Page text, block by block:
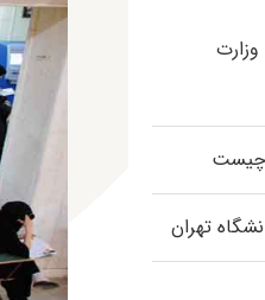
چیست
تهران